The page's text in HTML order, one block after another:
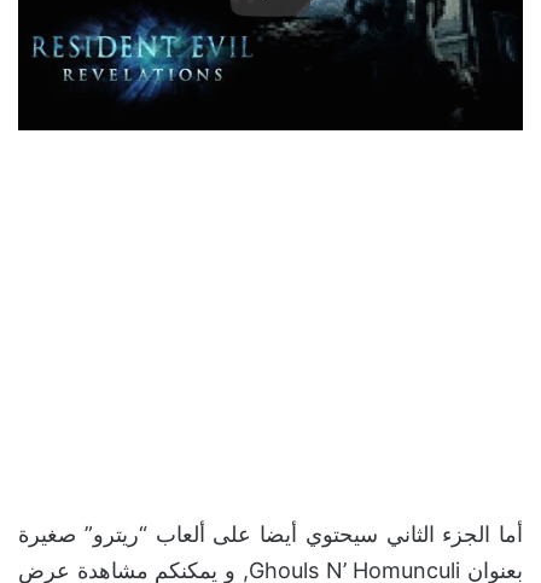
أما الجزء الثاني سيحتوي أيضا على ألعاب “ريترو” صغيرة
بعنوان Ghouls N’ Homunculi, و يمكنكم مشاهدة عرض